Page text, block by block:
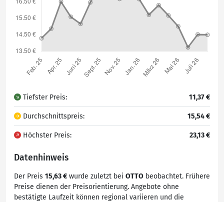
Tiefster Preis: 11,37 €
Durchschnittspreis: 15,54 €
Höchster Preis: 23,13 €
Datenhinweis
Der Preis 15,63 € wurde zuletzt bei OTTO beobachtet. Frühere
Preise dienen der Preisorientierung. Angebote ohne
bestätigte Laufzeit können regional variieren und die